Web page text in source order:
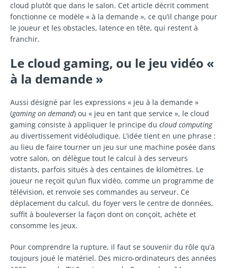
cloud plutôt que dans le salon. Cet article décrit comment
fonctionne ce modèle « à la demande », ce qu’il change pour
le joueur et les obstacles, latence en tête, qui restent à
franchir.
Le cloud gaming, ou le jeu vidéo «
à la demande »
Aussi désigné par les expressions « jeu à la demande »
(gaming on demand) ou « jeu en tant que service », le cloud
gaming consiste à appliquer le principe du cloud computing
au divertissement vidéoludique. L’idée tient en une phrase :
au lieu de faire tourner un jeu sur une machine posée dans
votre salon, on délègue tout le calcul à des serveurs
distants, parfois situés à des centaines de kilomètres. Le
joueur ne reçoit qu’un flux vidéo, comme un programme de
télévision, et renvoie ses commandes au serveur. Ce
déplacement du calcul, du foyer vers le centre de données,
suffit à bouleverser la façon dont on conçoit, achète et
consomme les jeux.
Pour comprendre la rupture, il faut se souvenir du rôle qu’a
toujours joué le matériel. Des micro-ordinateurs des années